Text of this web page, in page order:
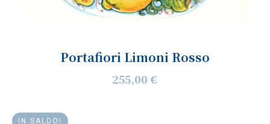
Portafiori Limoni Rosso
255,00 €
IN SALDO!